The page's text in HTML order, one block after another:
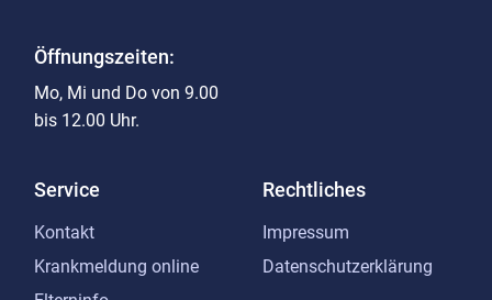
Öffnungszeiten:
Mo, Mi und Do von 9.00
bis 12.00 Uhr.
Service
Kontakt
Krankmeldung online
Rechtliches
Impressum
Datenschutzerklärung